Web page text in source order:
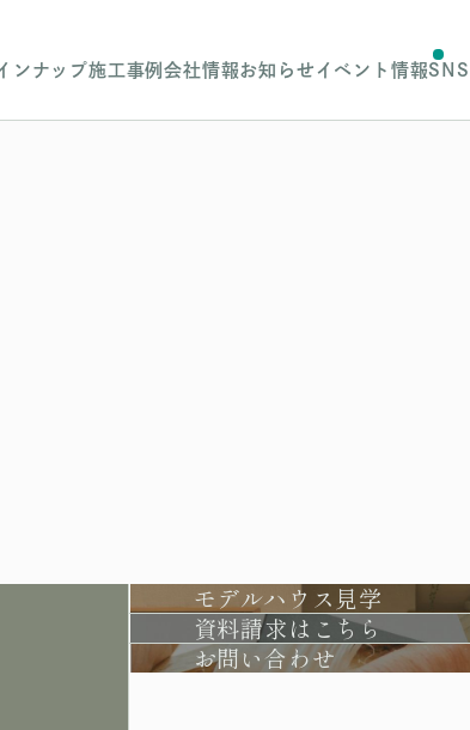
ンナップ施工事例会社情報 お知らせ イベント情報SNS
モデルハウス見学
資料請求はこちら
お問い合わせ